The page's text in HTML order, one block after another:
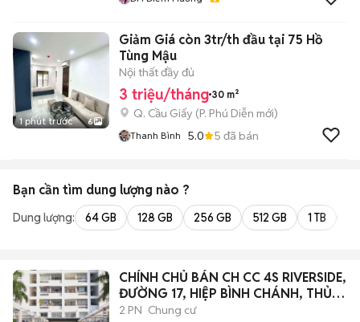
1 phút trước 6
Giảm Giá còn 3tr/th đầu tại 75 Hồ
Tùng Mậu
Nội thất đầy đủ
3 triệu/tháng 30 m²
Q. Cầu Giấy (P. Phú Diễn mới)
Thanh Bình 5.0 5 đã bán
Bạn cần tìm dung lượng nào ?
Dung lượng: 64 GB 128 GB 256 GB 512 GB 1 TB
CHÍNH CHỦ BÁN CH CC 4S RIVERSIDE,
ĐƯỜNG 17, HIỆP BÌNH CHÁNH, THỦ
ĐỨC
2 PN Chung cư